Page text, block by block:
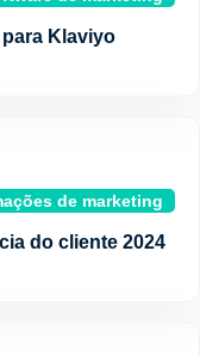
Klaviyo
de marketing
do cliente 2024